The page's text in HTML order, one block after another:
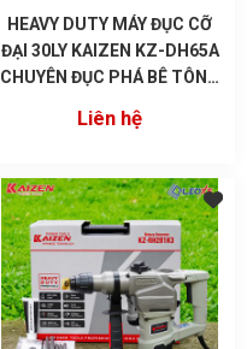
HEAVY DUTY MÁY ĐỤC CỠ
ĐẠI 30LY KAIZEN KZ-DH65A
CHUYÊN ĐỤC PHÁ BÊ TÔNG
Liên hệ